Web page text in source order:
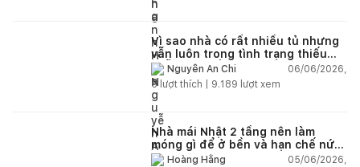
Vì sao nhà có rất nhiều tủ nhưng
vẫn luôn trong tình trạng thiếu
chỗ chứa đồ?
Nguyễn An Chi
06/06/2026,
5lượt thích | 9.189 lượt xem
Nhà mái Nhật 2 tầng nên làm
móng gì để ở bền và hạn chế nứt
lún?Hoàng Hằng
05/06/2026,